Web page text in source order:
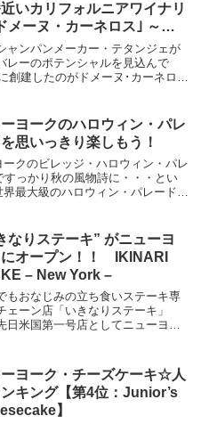
いカリフォルニアワイナリ
メーヌ・カーネロス｣ ～
Carneros~
ャンパンメーカー・テタンジェが
レーのポテンシャルを見込んで
創建したのがドメーヌ･カーネロ
こちらのスパークリングワインは
品質ともに本場と...
ヨークのハロウィン・パレ
思いっきり楽しもう！
クのビレッジ・ハロウィン・パレ
っかり秋の風物詩に・・・とい
最大級のハロウィン・パレードで
なりステーキ” がニューヨ
オープン！！ IKINARI
– New York –
もおなじみの立ち食いステーキ専
ェーン店「いきなりステーキ」
日米国第一号店としてニューヨー
ということで、当然カウンター席
椅子はありません...
ヨーク・チーズケーキ☆人
キング【第4位：Junior’s
】